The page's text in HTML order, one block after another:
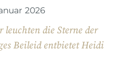
2026
die Sterne der
Beileid entbietet Heidi